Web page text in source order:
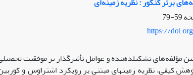
59-79
https://
تشکیل­دهنده و عوامل تأثیرگذار بر موفقیت تحصیلی
کیفی، نظریه زمینه­ای­ مبتنی بر رویکرد اشتراوس و